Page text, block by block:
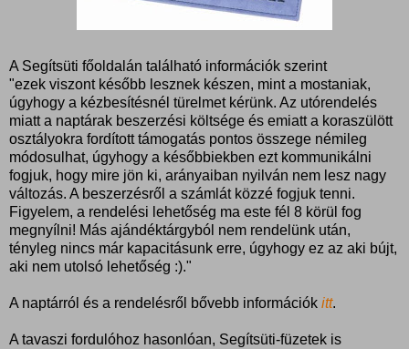
A Segítsüti főoldalán található információk szerint
"ezek viszont később lesznek készen, mint a mostaniak,
úgyhogy a kézbesítésnél türelmet kérünk. Az utórendelés
miatt a naptárak beszerzési költsége és emiatt a koraszülött
osztályokra fordított támogatás pontos összege némileg
módosulhat, úgyhogy a későbbiekben ezt kommunikálni
fogjuk, hogy mire jön ki, arányaiban nyilván nem lesz nagy
változás. A beszerzésről a számlát közzé fogjuk tenni.
Figyelem, a rendelési lehetőség ma este fél 8 körül fog
megnyílni! Más ajándéktárgyból nem rendelünk után,
tényleg nincs már kapacitásunk erre, úgyhogy ez az aki bújt,
aki nem utolsó lehetőség :)."
A naptárról és a rendelésről bővebb információk itt.
A tavaszi fordulóhoz hasonlóan, Segítsüti-füzetek is